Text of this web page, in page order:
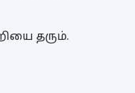
தரும்.